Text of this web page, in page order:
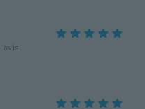
avis